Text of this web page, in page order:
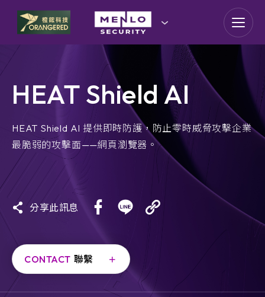
N-Partner
TeamT5 杜浦數位安全
QSAN 廣盛科技
e-SOFT
HEAT Shield AI
HEAT Shield AI 提供即時防護，防止零時威脅攻擊企業
最脆弱的攻擊面——網頁瀏覽器。
分享此訊息
CONTACT 聯繫